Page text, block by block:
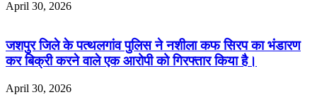
April 30, 2026
जशपुर जिले के पत्थलगांव पुलिस ने नशीला कफ सिरप का भंडारण
कर बिक्री करने वाले एक आरोपी को गिरफ्तार किया है।
April 30, 2026